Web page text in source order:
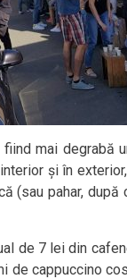
mai degrabă
și în
(sau pahar,
de 7 lei din
de cappuccino